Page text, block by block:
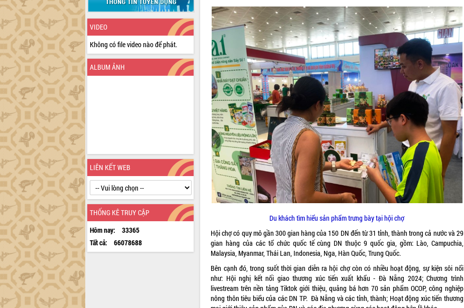
VIDEO
Không có file video nào để phát.
ALBUM ẢNH
LIÊN KẾT WEB
THỐNG KÊ TRUY CẬP
Hôm nay:
33365
Tất cả:
66078688
Du khách tìm hiểu sản phẩm trưng bày tại hội chợ
Hội chợ có quy mô gần 300 gian hàng của 150 DN đến từ 31 tỉnh, thành trong cả nước và 29
gian hàng của các tổ chức quốc tế cùng DN thuộc 9 quốc gia, gồm: Lào, Campuchia,
Malaysia, Myanmar, Thái Lan, Indonesia, Nga, Hàn Quốc, Trung Quốc.
Bên cạnh đó, trong suốt thời gian diễn ra hội chợ còn có nhiều hoạt động, sự kiện sôi nổi
như: Hội nghị kết nối giao thương xúc tiến xuất khẩu - Đà Nẵng 2024; Chương trình
livestream trên nền tảng Tiktok giới thiệu, quảng bá hơn 70 sản phẩm OCOP, công nghiệp
nông thôn tiêu biểu của các DN TP. Đà Nẵng và các tỉnh, thành; Hoạt động xúc tiến thương